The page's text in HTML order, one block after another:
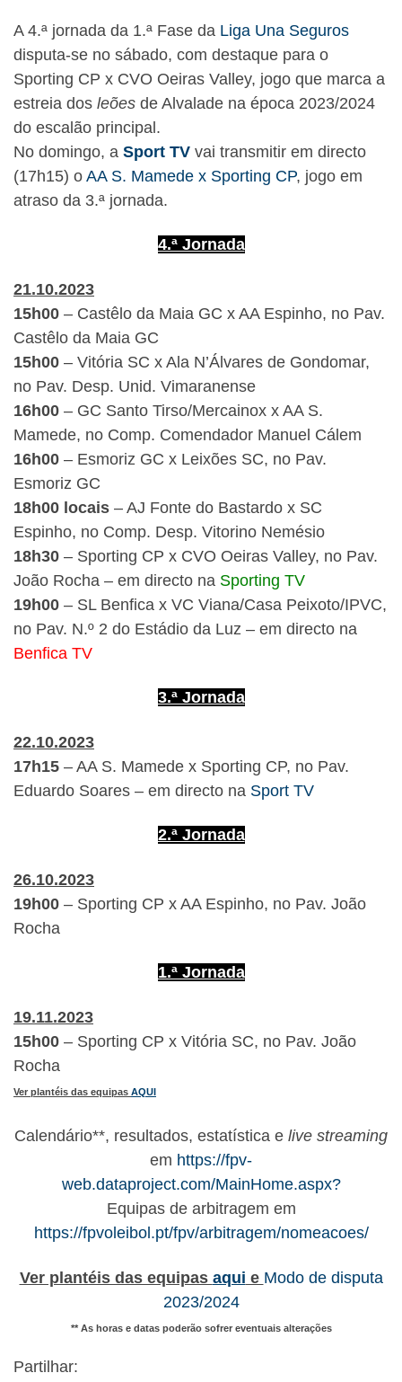
A 4.ª jornada da 1.ª Fase da Liga Una Seguros
disputa-se no sábado, com destaque para o
Sporting CP x CVO Oeiras Valley, jogo que marca a
estreia dos leões de Alvalade na época 2023/2024
do escalão principal.
No domingo, a Sport TV vai transmitir em directo
(17h15) o AA S. Mamede x Sporting CP, jogo em
atraso da 3.ª jornada.
4.ª Jornada
21.10.2023
15h00 – Castêlo da Maia GC x AA Espinho, no Pav.
Castêlo da Maia GC
15h00 – Vitória SC x Ala N’Álvares de Gondomar,
no Pav. Desp. Unid. Vimaranense
16h00 – GC Santo Tirso/Mercainox x AA S.
Mamede, no Comp. Comendador Manuel Cálem
16h00 – Esmoriz GC x Leixões SC, no Pav.
Esmoriz GC
18h00 locais – AJ Fonte do Bastardo x SC
Espinho, no Comp. Desp. Vitorino Nemésio
18h30 – Sporting CP x CVO Oeiras Valley, no Pav.
João Rocha – em directo na Sporting TV
19h00 – SL Benfica x VC Viana/Casa Peixoto/IPVC,
no Pav. N.º 2 do Estádio da Luz – em directo na
Benfica TV
3.ª Jornada
22.10.2023
17h15 – AA S. Mamede x Sporting CP, no Pav.
Eduardo Soares – em directo na Sport TV
2.ª Jornada
26.10.2023
19h00 – Sporting CP x AA Espinho, no Pav. João
Rocha
1.ª Jornada
19.11.2023
15h00 – Sporting CP x Vitória SC, no Pav. João
Rocha
Ver plantéis das equipas AQUI
Calendário**, resultados, estatística e live streaming
em https://fpv-
web.dataproject.com/MainHome.aspx?
Equipas de arbitragem em
https://fpvoleibol.pt/fpv/arbitragem/nomeacoes/
Ver plantéis das equipas aqui e Modo de disputa
2023/2024
** As horas e datas poderão sofrer eventuais alterações
Partilhar: